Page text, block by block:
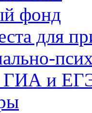
фонд
для
ГИА и